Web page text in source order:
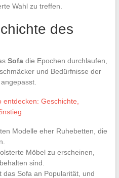
Wahl zu treffen.
des
Sofadie Epochen durchlaufen,
und Bedürfnisse der
entdecken: Geschichte,
Modelle eher Ruhebetten, die
Möbel zu erscheinen,
sind.
das Sofa an Popularität, und